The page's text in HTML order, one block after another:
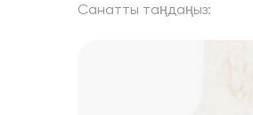
Санатты таңдаңыз: